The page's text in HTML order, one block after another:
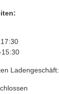
15:30
Ladengeschäft: